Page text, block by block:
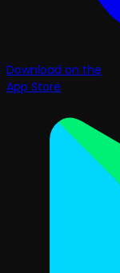
Download on the
App Store